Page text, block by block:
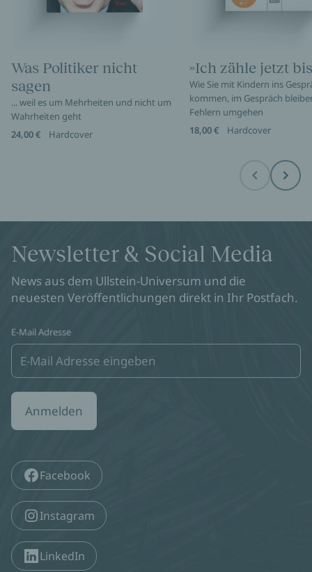
Was Politiker nicht
sagen
... weil es um Mehrheiten und nicht um
Wahrheiten geht
24,00 €
Hardcover
»Ich zähle jetzt
Wie Sie mit Kindern ins
kommen, im Gespräch
Fehlern umgehen
18,00 €
Hardcover
Before Next
Newsletter & Social Media
News aus dem Ullstein-Universum und die
neuesten Veröffentlichungen direkt in Ihr Postfach.
E-Mail Adresse
Anmelden
Facebook
Instagram
LinkedIn